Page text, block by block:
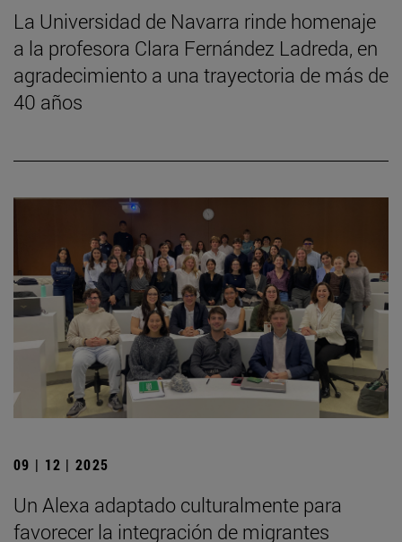
La Universidad de Navarra rinde homenaje
a la profesora Clara Fernández Ladreda, en
agradecimiento a una trayectoria de más de
40 años
09 | 12 | 2025
Un Alexa adaptado culturalmente para
favorecer la integración de migrantes